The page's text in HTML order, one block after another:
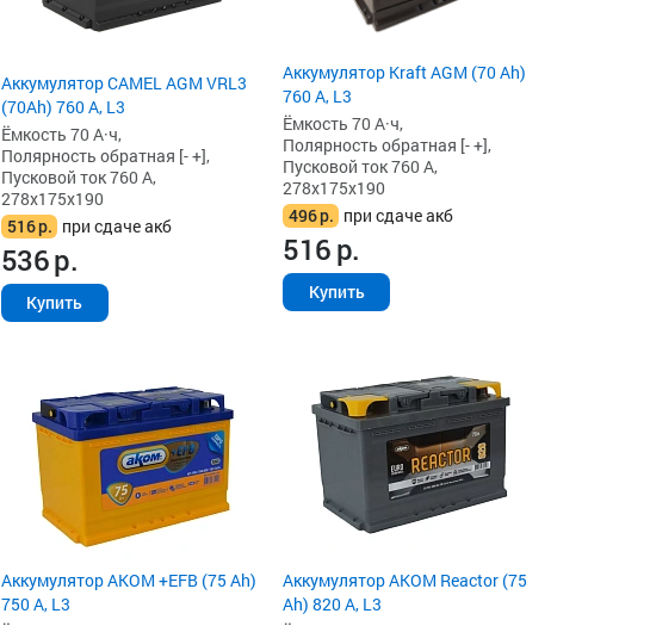
Аккумулятор CAMEL AGM VRL3
(70Ah) 760 А, L3
Ёмкость 70 А·ч,
Полярность обратная [- +],
Пусковой ток 760 А,
278x175x190
516р. при сдаче акб
536р.
Купить
Аккумулятор Kraft AGM (70 Ah)
760 А, L3
Ёмкость 70 А·ч,
Полярность обратная [- +],
Пусковой ток 760 А,
278x175x190
496р. при сдаче акб
516р.
Купить
Аккумулятор AKOM +EFB (75 Ah)
750 А, L3
Аккумулятор AKOM Reactor (75
Ah) 820 А, L3